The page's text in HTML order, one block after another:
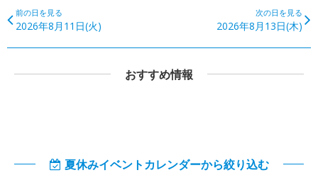
前の日を見る
2026年8月11日(火)
次の日を見る
2026年8月13日(木)
おすすめ情報
夏休みイベントカレンダーから絞り込む